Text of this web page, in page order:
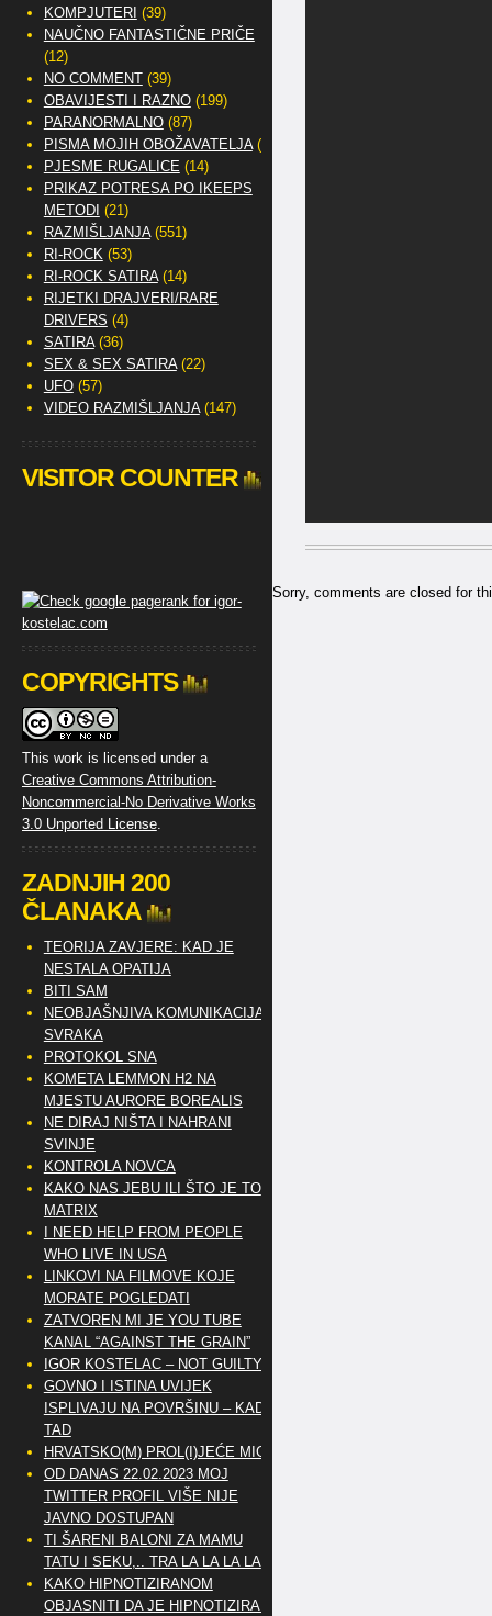
Sorry, comments are closed for
KOMPJUTERI (39)
NAUČNO FANTASTIČNE PRIČE
(12)
NO COMMENT(39)
OBAVIJESTI I RAZNO(199)
PARANORMALNO(87)
PISMA MOJIH OBOŽAVATELJA(2)
PJESME RUGALICE (14)
PRIKAZ POTRESA PO IKEEPS
METODI (21)
RAZMIŠLJANJA(551)
RI-ROCK(53)
RI-ROCK SATIRA(14)
RIJETKI DRAJVERI/RARE
DRIVERS (4)
SATIRA(36)
SEX & SEX SATIRA(22)
UFO(57)
VIDEO RAZMIŠLJANJA(147)
VISITOR COUNTER
COPYRIGHTS
This work is licensed under a
Creative Commons Attribution-
Noncommercial-No Derivative Works
3.0 Unported License.
ZADNJIH 200
ČLANAKA
TEORIJA ZAVJERE: KAD JE
NESTALA OPATIJA
BITI SAM
NEOBJAŠNJIVA KOMUNIKACIJA
SVRAKA
PROTOKOL SNA
KOMETA LEMMON H2 NA
MJESTU AURORE BOREALIS
NE DIRAJ NIŠTA I NAHRANI
SVINJE
KONTROLA NOVCA
KAKO NAS JEBU ILI ŠTO JE TO
MATRIX
I NEED HELP FROM PEOPLE
WHO LIVE IN USA
LINKOVI NA FILMOVE KOJE
MORATE POGLEDATI
ZATVOREN MI JE YOU TUBE
KANAL “AGAINST THE GRAIN”
IGOR KOSTELAC – NOT GUILTY
GOVNO I ISTINA UVIJEK
ISPLIVAJU NA POVRŠINU – KAD
TAD
HRVATSKO(M) PROL(I)JEĆE MIG
OD DANAS 22.02.2023 MOJ
TWITTER PROFIL VIŠE NIJE
JAVNO DOSTUPAN
TI ŠARENI BALONI ZA MAMU
TATU I SEKU,.. TRA LA LA LA LA
KAKO HIPNOTIZIRANOM
OBJASNITI DA JE HIPNOTIZIRAN